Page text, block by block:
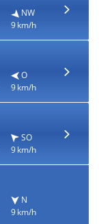
NW
9 km/h
O
9 km/h
SO
9 km/h
N
9 km/h